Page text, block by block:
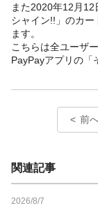
また2020年12月
シャイン!!」のカ
ます。
こちらは全ユーザ
PayPayアプリの「
前
関連記事
2026/8/7